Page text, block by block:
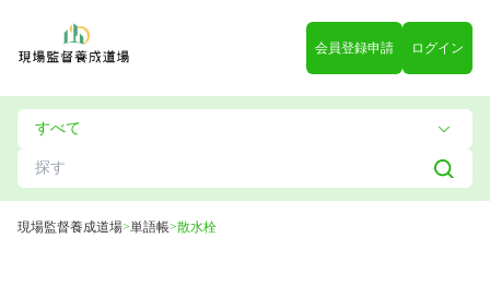
会員登録申請 ログイン
現場監督養成道場>単語帳>散水栓